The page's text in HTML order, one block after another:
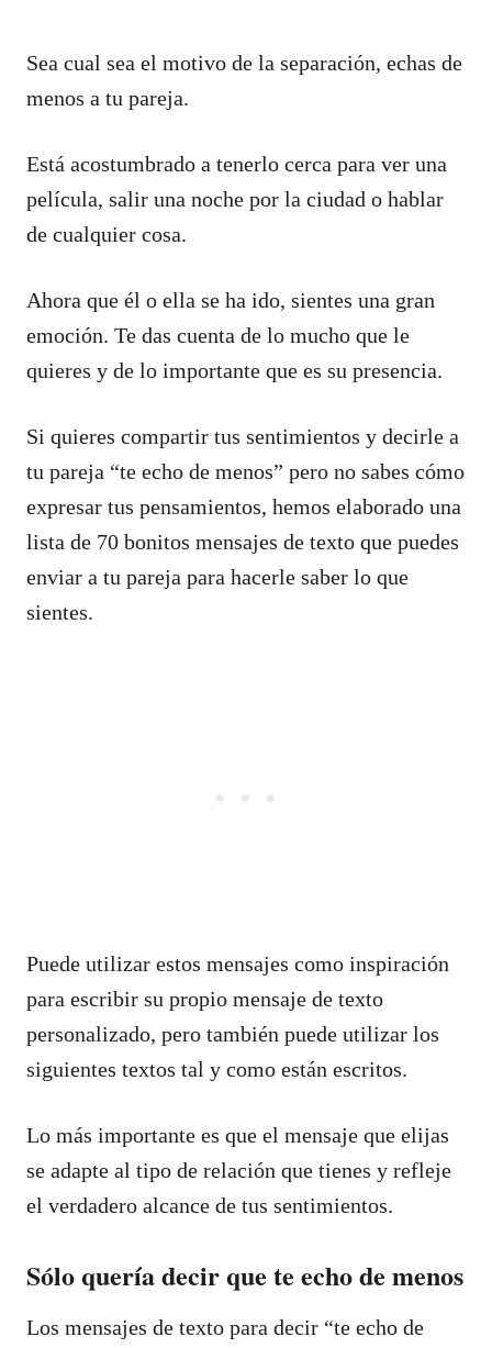
Sea cual sea el motivo de la separación, echas de
menos a tu pareja.
Está acostumbrado a tenerlo cerca para ver una
película, salir una noche por la ciudad o hablar
de cualquier cosa.
Ahora que él o ella se ha ido, sientes una gran
emoción. Te das cuenta de lo mucho que le
quieres y de lo importante que es su presencia.
Si quieres compartir tus sentimientos y decirle a
tu pareja “te echo de menos” pero no sabes cómo
expresar tus pensamientos, hemos elaborado una
lista de 70 bonitos mensajes de texto que puedes
enviar a tu pareja para hacerle saber lo que
sientes.
Puede utilizar estos mensajes como inspiración
para escribir su propio mensaje de texto
personalizado, pero también puede utilizar los
siguientes textos tal y como están escritos.
Lo más importante es que el mensaje que elijas
se adapte al tipo de relación que tienes y refleje
el verdadero alcance de tus sentimientos.
Sólo quería decir que te echo de menos
Los mensajes de texto para decir “te echo de